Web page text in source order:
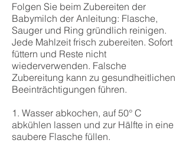
Folgen Sie beim Zubereiten der
Babymilch der Anleitung: Flasche,
Sauger und Ring gründlich reinigen.
Jede Mahlzeit frisch zubereiten. Sofort
füttern und Reste nicht
wiederverwenden. Falsche
Zubereitung kann zu gesundheitlichen
Beeinträchtigungen führen.
1. Wasser abkochen, auf 50° C
abkühlen lassen und zur Hälfte in eine
saubere Flasche füllen.